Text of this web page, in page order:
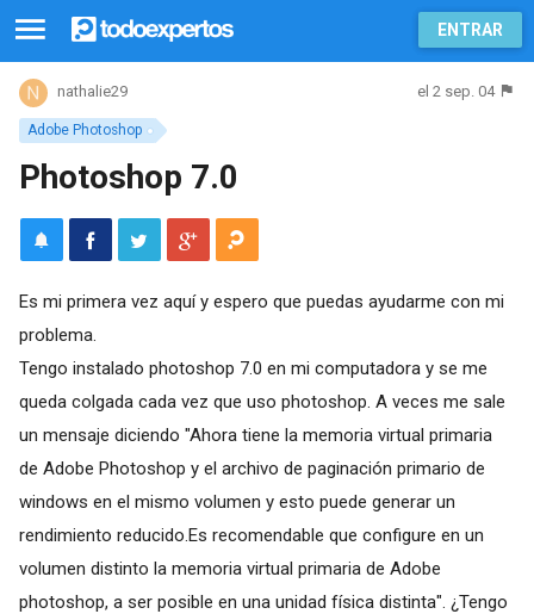
ENTRAR
Adobe Photoshop
nathalie29 el 2 sep. 04
Photoshop 7.0
Es mi primera vez aquí y espero que puedas ayudarme con mi
problema.
Tengo instalado photoshop 7.0 en mi computadora y se me
queda colgada cada vez que uso photoshop. A veces me sale
un mensaje diciendo "Ahora tiene la memoria virtual primaria
de Adobe Photoshop y el archivo de paginación primario de
windows en el mismo volumen y esto puede generar un
rendimiento reducido.Es recomendable que configure en un
volumen distinto la memoria virtual primaria de Adobe
photoshop, a ser posible en una unidad física distinta". ¿Tengo